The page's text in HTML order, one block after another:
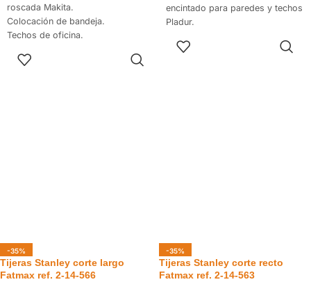
roscada Makita.
Colocación de bandeja.
Techos de oficina.
Colocación de iluminación.
encintado para paredes y techos
Pladur.
La caja incluye herramienta Delko
-35%
Tijeras Stanley corte largo
Fatmax ref. 2-14-566
-35%
Tijeras Stanley corte recto
Fatmax ref. 2-14-563